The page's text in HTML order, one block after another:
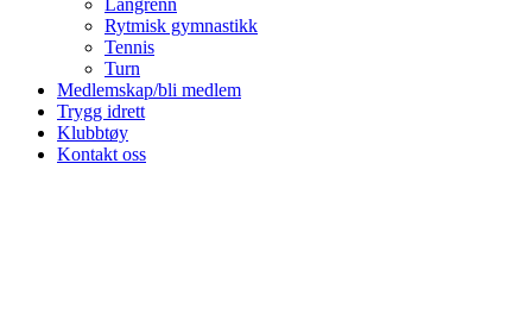
Langrenn
Rytmisk gymnastikk
Tennis
Turn
Medlemskap/bli medlem
Trygg idrett
Klubbtøy
Kontakt oss